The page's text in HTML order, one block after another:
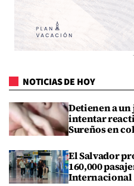
NOTICIAS DE HOY
Detienen a
intentar
Sureños en
El Salvador
160,000
Internacional